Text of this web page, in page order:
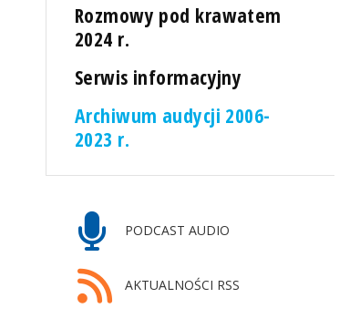
Rozmowy pod krawatem
2024 r.
Serwis informacyjny
Archiwum audycji 2006-
2023 r.
PODCAST AUDIO
AKTUALNOŚCI RSS